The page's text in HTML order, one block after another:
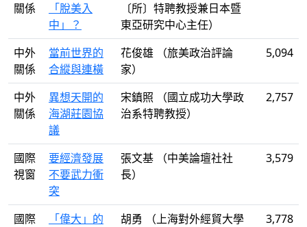
關係
「脫美入
中」？
〔所〕特聘教授兼日本暨
東亞研究中心主任）
中外
關係
當前世界的
合縱與連橫
花俊雄 （旅美政治評論
家）
5,094
中外
關係
異想天開的
海湖莊園協
議
宋鎮照 （國立成功大學政
治系特聘教授）
2,757
國際
視窗
要經濟發展
不要武力衝
突
張文基 （中美論壇社社
長）
3,579
國際
「偉大」的
胡勇 （上海對外經貿大學
3,778